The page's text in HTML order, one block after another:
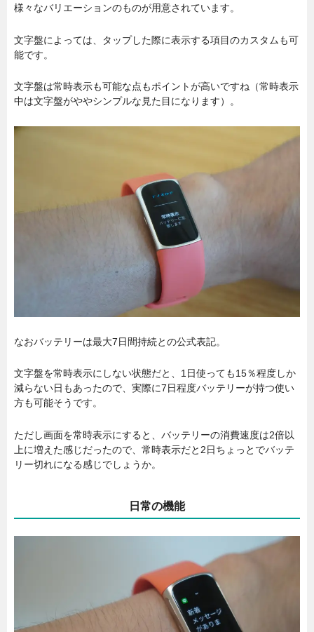
様々なバリエーションのものが用意されています。
文字盤によっては、タップした際に表示する項目のカスタムも可
能です。
文字盤は常時表示も可能な点もポイントが高いですね（常時表示
中は文字盤がややシンプルな見た目になります）。
なおバッテリーは最大7日間持続との公式表記。
文字盤を常時表示にしない状態だと、1日使っても15％程度しか
減らない日もあったので、実際に7日程度バッテリーが持つ使い
方も可能そうです。
ただし画面を常時表示にすると、バッテリーの消費速度は2倍以
上に増えた感じだったので、常時表示だと2日ちょっとでバッテ
リー切れになる感じでしょうか。
日常の機能